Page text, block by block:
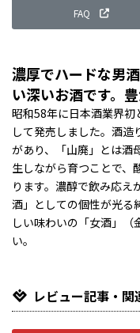
FAQ
濃厚でハードな男
い深いお酒です。
昭和58年に日本酒業界初
して発売しました。酒
があり、「山廃」とは酒
生しながら育つことで、
ります。濃醇で飲み応え
酒」としての個性が光る
しい味わいの「女酒」
い。
レビュー記事・関